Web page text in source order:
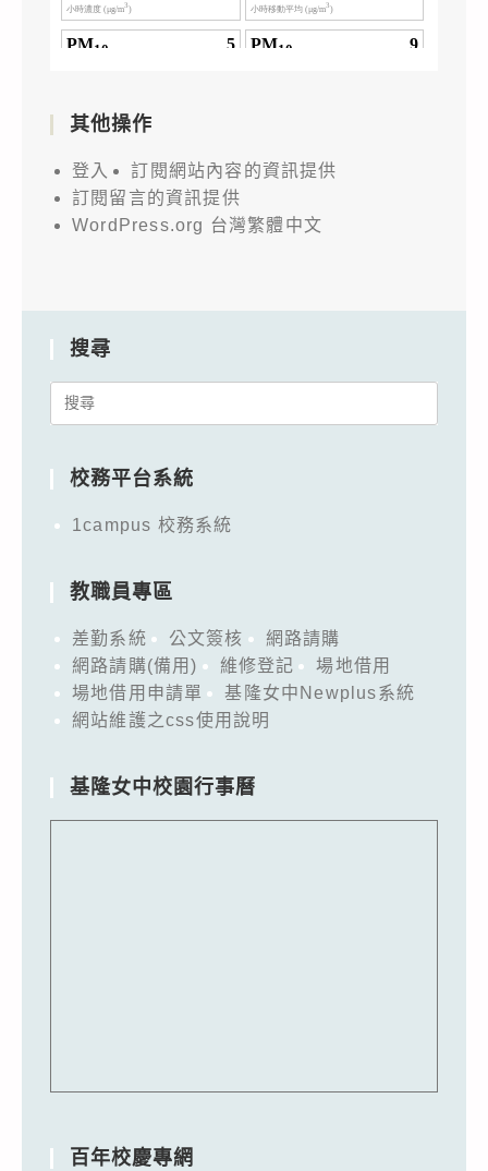
其他操作
登入
訂閱網站內容的資訊提供
訂閱留言的資訊提供
WordPress.org 台灣繁體中文
搜尋
Search
校務平台系統
1campus 校務系統
教職員專區
差勤系統 公文簽核
網路請購
網路請購(備用)
維修登記
場地借用
場地借用申請單
基隆女中Newplus系統
網站維護之css使用說明
基隆女中校園行事曆
百年校慶專網